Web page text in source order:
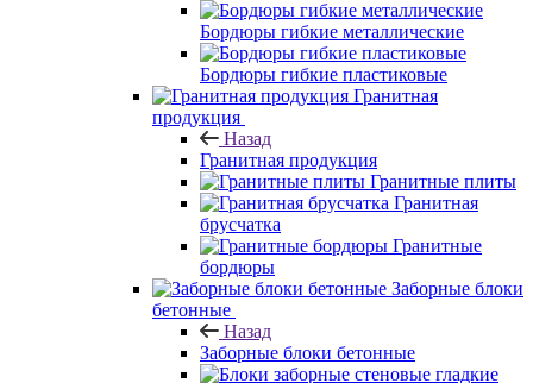
Бордюры гибкие металлические
Бордюры гибкие пластиковые
Гранитная
продукция
Назад
Гранитная продукция
Гранитные плиты
Гранитная
брусчатка
Гранитные
бордюры
Заборные блоки
бетонные
Назад
Заборные блоки бетонные